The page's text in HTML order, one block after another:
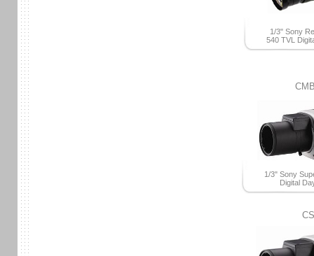
1/3" Sony
540 TVL
1/3" Sony
Digital